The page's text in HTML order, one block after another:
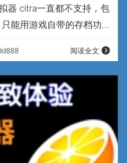
器 citra一直都不支持，包
能用游戏自带的存档功
时，往往一个大boss需
时以上的情况，能即使存
前面的努力完全白费，所
好的习惯。 用了4款游戏
阅读全文